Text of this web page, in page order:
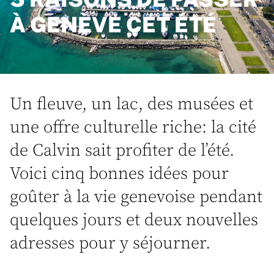
À GENÈVE CET ÉTÉ
Un fleuve, un lac, des musées et
une offre culturelle riche: la cité
de Calvin sait profiter de l’été.
Voici cinq bonnes idées pour
goûter à la vie genevoise pendant
quelques jours et deux nouvelles
adresses pour y séjourner.